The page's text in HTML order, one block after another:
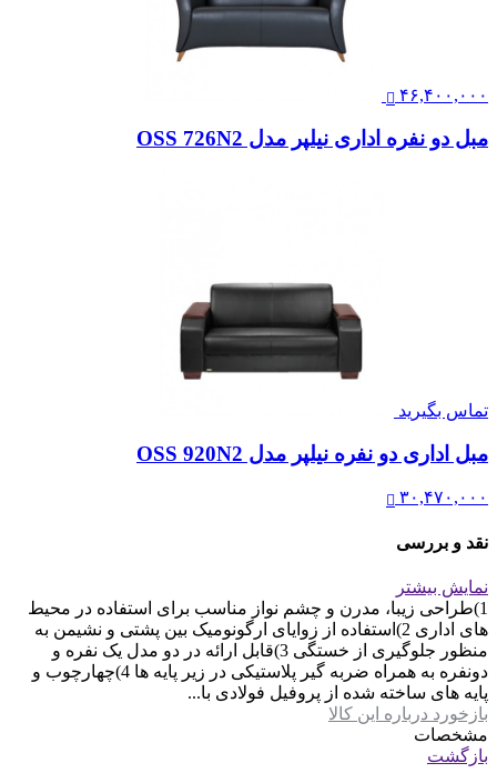
۴۶,۴۰۰,۰۰۰
مبل دو نفره اداری نیلپر مدل OSS 726N2
تماس بگیرید
مبل اداری دو نفره نیلپر مدل OSS 920N2
۳۰,۴۷۰,۰۰۰
نقد و بررسی
نمایش بیشتر
1)طراحی زیبا، مدرن و چشم نواز مناسب برای استفاده در محیط
های اداری 2)استفاده از زوایای ارگونومیک بین پشتی و نشیمن به
منظور جلوگیری از خستگی 3)قابل ارائه در دو مدل یک نفره و
دونفره به همراه ضربه گیر پلاستیکی در زیر پایه ها 4)چهارچوب و
پایه های ساخته شده از پروفیل فولادی با...
بازخورد درباره این کالا
مشخصات
بازگشت